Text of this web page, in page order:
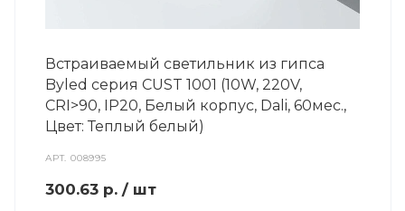
Встраиваемый светильник из гипса
Byled серия CUST 1001 (10W, 220V,
CRI>90, IP20, Белый корпус, Dali, 60мес.,
Цвет: Теплый белый)
АРТ.008995
300.63 р. / шт